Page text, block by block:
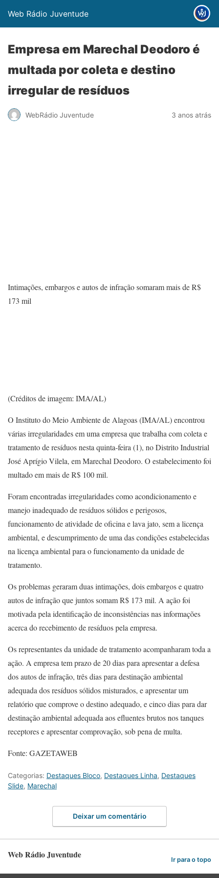
Web Rádio Juventude
Empresa em Marechal Deodoro é
multada por coleta e destino
irregular de resíduos
WebRádio Juventude 3 anos atrás
Intimações, embargos e autos de infração somaram mais de R$
173 mil
(Créditos de imagem: IMA/AL)
O Instituto do Meio Ambiente de Alagoas (IMA/AL) encontrou
várias irregularidades em uma empresa que trabalha com coleta e
tratamento de resíduos nesta quinta-feira (1), no Distrito Industrial
José Aprígio Vilela, em Marechal Deodoro. O estabelecimento foi
multado em mais de R$ 100 mil.
Foram encontradas irregularidades como acondicionamento e
manejo inadequado de resíduos sólidos e perigosos,
funcionamento de atividade de oficina e lava jato, sem a licença
ambiental, e descumprimento de uma das condições estabelecidas
na licença ambiental para o funcionamento da unidade de
tratamento.
Os problemas geraram duas intimações, dois embargos e quatro
autos de infração que juntos somam R$ 173 mil. A ação foi
motivada pela identificação de inconsistências nas informações
acerca do recebimento de resíduos pela empresa.
Os representantes da unidade de tratamento acompanharam toda a
ação. A empresa tem prazo de 20 dias para apresentar a defesa
dos autos de infração, três dias para destinação ambiental
adequada dos resíduos sólidos misturados, e apresentar um
relatório que comprove o destino adequado, e cinco dias para dar
destinação ambiental adequada aos efluentes brutos nos tanques
receptores e apresentar comprovação, sob pena de multa.
Fonte: GAZETAWEB
Categorias: Destaques Bloco, Destaques Linha, Destaques
Slide, Marechal
Deixar um comentário
Web Rádio Juventude Ir para o topo